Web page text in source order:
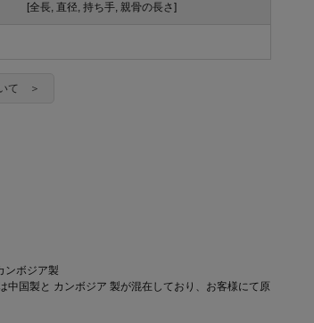
[全長, 直径, 持ち手, 親骨の長さ]
て ＞
ンボジア製
国製と カンボジア 製が混在しており、お客様にて原